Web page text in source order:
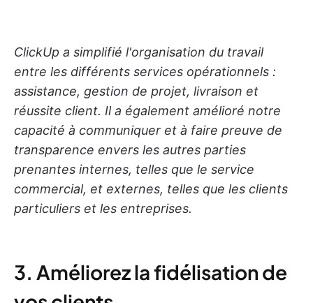
ClickUp a simplifié l'organisation du travail
entre les différents services opérationnels :
assistance, gestion de projet, livraison et
réussite client. Il a également amélioré notre
capacité à communiquer et à faire preuve de
transparence envers les autres parties
prenantes internes, telles que le service
commercial, et externes, telles que les clients
particuliers et les entreprises.
3. Améliorez la fidélisation de